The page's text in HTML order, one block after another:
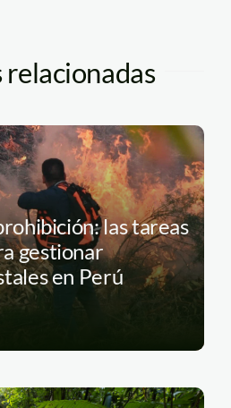
las tareas
gestionar
en Perú